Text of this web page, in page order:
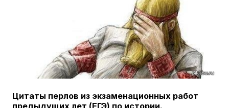
Цитаты перлов из экзаменационных работ